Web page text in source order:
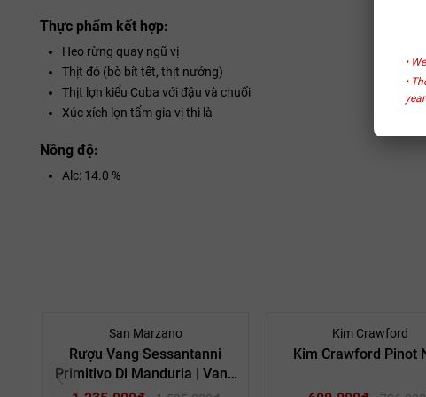
•
•
Thực phẩm kết hợp:
Heo rừng quay ngũ vị
Thịt đỏ (bò bít tết, thịt nướng)
Thịt lợn kiểu Cuba với đậu và chuối
Xúc xích lợn tẩm gia vị thì là
Nồng độ:
Alc: 14.0 %
San Marzano
Rượu Vang Sessantanni
Primitivo Di Manduria | Vang
60 Primitivo
Kim Crawford
Kim Crawford Pinot